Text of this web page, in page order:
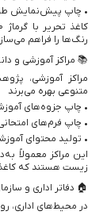
• چاپ پیش‌نمایش
رنگ‌ها را فراهم
📚 مراکز آموزشی و
مراکز آموزشی،
متنوعی بهره می‌برند
• چاپ جزوه‌های
• چاپ فرم‌های
• تولید محتوای
این مراکز معمولاً
زیست هستند که کاغذ
🏠 دفاتر اداری و
در محیط‌های اداری،